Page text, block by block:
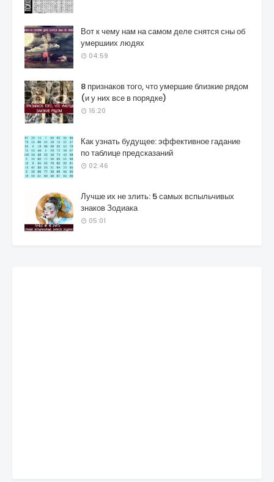
Вот к чему нам на самом деле снятся сны об
умершиих людях
04:59
8 признаков того, что умершие близкие рядом
(и у них все в порядке)
16:20
Как узнать будущее: эффективное гадание
по таблице предсказаний
02:46
Лучше их не злить: 5 самых вспыльчивых
знаков Зодиака
05:01